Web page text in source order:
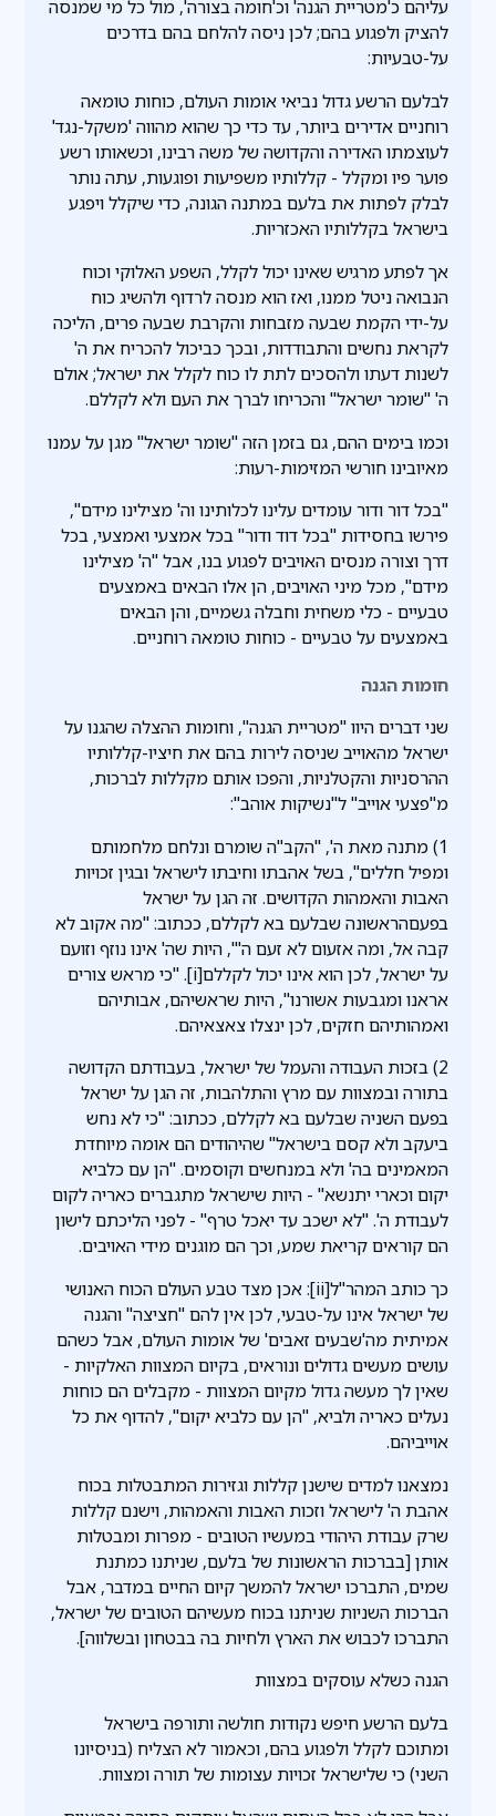
עליהם כ'מטריית הגנה' וכ'חומה בצורה', מול כל מי שמנסה
להציק ולפגוע בהם; לכן ניסה להלחם בהם בדרכים
על-טבעיות:
לבלעם הרשע גדול נביאי אומות העולם, כוחות טומאה
רוחניים אדירים ביותר, עד כדי כך שהוא מהווה 'משקל-נגד'
לעוצמתו האדירה והקדושה של משה רבינו, וכשאותו רשע
פוער פיו ומקלל - קללותיו משפיעות ופוגעות, עתה נותר
לבלק לפתות את בלעם במתנה הגונה, כדי שיקלל ויפגע
בישראל בקללותיו האכזריות.
אך לפתע מרגיש שאינו יכול לקלל, השפע האלוקי וכוח
הנבואה ניטל ממנו, ואז הוא מנסה לרדוף ולהשיג כוח
על-ידי הקמת שבעה מזבחות והקרבת שבעה פרים, הליכה
לקראת נחשים והתבודדות, ובכך כביכול להכריח את ה'
לשנות דעתו ולהסכים לתת לו כוח לקלל את ישראל; אולם
ה' "שומר ישראל" והכריחו לברך את העם ולא לקללם.
וכמו בימים ההם, גם בזמן הזה "שומר ישראל" מגן על עמנו
מאיובינו חורשי המזימות-רעות:
"בכל דור ודור עומדים עלינו לכלותינו וה' מצילינו מידם",
פירשו בחסידות "בכל דוד ודור" בכל אמצעי ואמצעי, בכל
דרך וצורה מנסים האויבים לפגוע בנו, אבל "ה' מצילינו
מידם", מכל מיני האויבים, הן אלו הבאים באמצעים
טבעיים - כלי משחית וחבלה גשמיים, והן הבאים
באמצעים על טבעיים - כוחות טומאה רוחניים.
חומות הגנה
שני דברים היוו "מטריית הגנה", וחומות ההצלה שהגנו על
ישראל מהאוייב שניסה לירות בהם את חיציו-קללותיו
ההרסניות והקטלניות, והפכו אותם מקללות לברכות,
מ"פצעי אוייב" ל"נשיקות אוהב":
1) מתנה מאת ה', "הקב"ה שומרם ונלחם מלחמותם
ומפיל חללים", בשל אהבתו וחיבתו לישראל ובגין זכויות
האבות והאמהות הקדושים. זה הגן על ישראל
בפעםהראשונה שבלעם בא לקללם, ככתוב: "מה אקוב לא
קבה אל, ומה אזעום לא זעם ה'", היות שה' אינו נוזף וזועם
על ישראל, לכן הוא אינו יכול לקללם[i]. "כי מראש צורים
אראנו ומגבעות אשורנו", היות שראשיהם, אבותיהם
ואמהותיהם חזקים, לכן ינצלו צאצאיהם.
2) בזכות העבודה והעמל של ישראל, בעבודתם הקדושה
בתורה ובמצוות עם מרץ והתלהבות, זה הגן על ישראל
בפעם השניה שבלעם בא לקללם, ככתוב: "כי לא נחש
ביעקב ולא קסם בישראל" שהיהודים הם אומה מיוחדת
המאמינים בה' ולא במנחשים וקוסמים. "הן עם כלביא
יקום וכארי יתנשא" - היות שישראל מתגברים כאריה לקום
לעבודת ה'. "לא ישכב עד יאכל טרף" - לפני הליכתם לישון
הם קוראים קריאת שמע, וכך הם מוגנים מידי האויבים.
כך כותב המהר"ל[ii]: אכן מצד טבע העולם הכוח האנושי
של ישראל אינו על-טבעי, לכן אין להם "חציצה" והגנה
אמיתית מה'שבעים זאבים' של אומות העולם, אבל כשהם
עושים מעשים גדולים ונוראים, בקיום המצוות האלקיות -
שאין לך מעשה גדול מקיום המצוות - מקבלים הם כוחות
נעלים כאריה ולביא, "הן עם כלביא יקום", להדוף את כל
אוייביהם.
נמצאנו למדים שישנן קללות וגזירות המתבטלות בכוח
אהבת ה' לישראל וזכות האבות והאמהות, וישנם קללות
שרק עבודת היהודי במעשיו הטובים - מפרות ומבטלות
אותן [בברכות הראשונות של בלעם, שניתנו כמתנת
שמים, התברכו ישראל להמשך קיום החיים במדבר, אבל
הברכות השניות שניתנו בכוח מעשיהם הטובים של ישראל,
התברכו לכבוש את הארץ ולחיות בה בבטחון ובשלווה].
הגנה כשלא עוסקים במצוות
בלעם הרשע חיפש נקודות חולשה ותורפה בישראל
ומתוכם לקלל ולפגוע בהם, וכאמור לא הצליח (בניסיונו
השני) כי שלישראל זכויות עצומות של תורה ומצוות.